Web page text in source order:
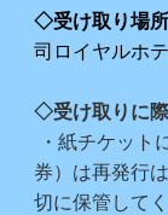
◇受け取り場所
司ロイヤルホ
◇受け取りに
・紙チケット
券）は再発行
切に保管してく